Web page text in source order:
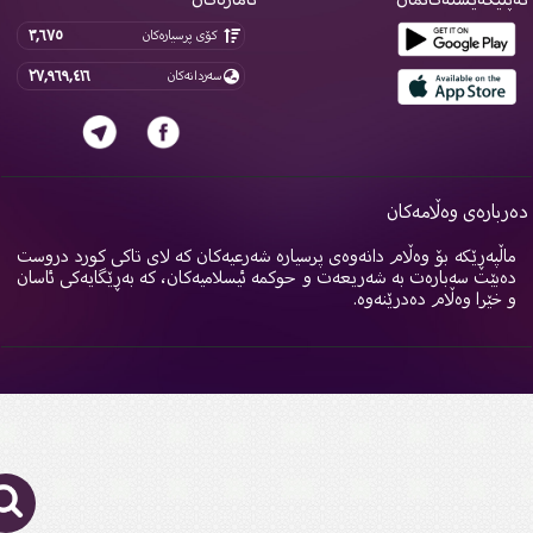
کۆی پرسیارەکان ٣,٦٧٥
سەردانەکان ٢٧,٩٦٩,٤١٦
وەڵامەکان
ماڵپەڕێکە بۆ وەڵام دانەوەی پرسیارە شەرعیەکان کە لای تاکی کورد دروست
دەبێت سەبارەت بە شەریعەت و حوکمە ئیسلامیەکان، کە بەڕێگایەکی ئاسان
و خێرا وەڵام دەدرێنەوە.